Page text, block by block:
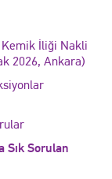
Kemik İliği Nakli
2026, Ankara)
Sık Sorulan